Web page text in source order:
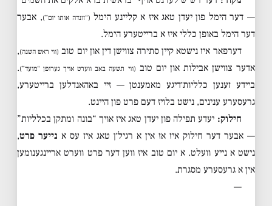
— דער הימל פון יעדן טאג איז א קליינע הימל (“זונדה אותו יום”), אבער
דער הימל באופן כללי איז א ברייטערע הימל.
דערפאר איז נישטא קיין סתירה צווישן דין און יום טוב (ווי ראש השנה),
אדער צווישן אבילות און יום טוב (ווי תשעה באב ווערט אויך גערופן “מועד”).
ביידע זענען כלליות׳דיגע מאמענטן — זיי באהאנדלען ברייטערע,
גרעסערע ענינים, נישט בלויז דעם פרט פון היינט.
חילוק: יעדע תפילה פון יעדן טאג איז אויך “בונה ומתקן בכלליות”
— אבער דער חילוק איז אז אין א רגיל׳ן טאג איז עס א נייער פרט,
נישט א נייע וועלט. א יום טוב איז ווען דער פרט ווערט אריינגענומען
אין א גרעסערע מסגרת.
—